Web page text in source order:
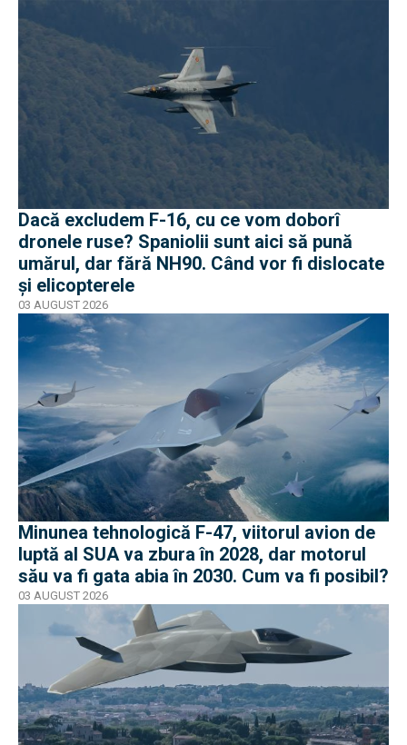
Dacă excludem F-16, cu ce vom doborî
dronele ruse? Spaniolii sunt aici să pună
umărul, dar fără NH90. Când vor fi dislocate
și elicopterele
03 AUGUST 2026
Minunea tehnologică F-47, viitorul avion de
luptă al SUA va zbura în 2028, dar motorul
său va fi gata abia în 2030. Cum va fi posibil?
03 AUGUST 2026